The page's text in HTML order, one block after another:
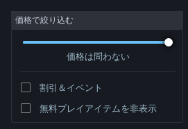
サインイン
コミュニティ
価格で絞り込む
価格は問わない
割引＆イベント
無料プレイアイテムを非表示
開発元: Memes Games